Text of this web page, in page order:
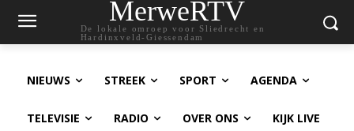
MerweRTV
De lokale omroep voor Sliedrecht en
Hardinxveld-Giessendam
NIEUWS STREEK SPORT AGENDA
TELEVISIE RADIO OVER ONS KIJK LIVE